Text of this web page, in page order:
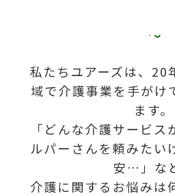
ユアーズ
皆さまの健康で安心な
め、
一人ひとりに寄り添っ
っています
へ。
私たちユアーズは、20
域で介護事業を手がけ
ます。
「どんな介護サービ
ルパーさんを頼みたい
安…」な
介護に関するお悩みは